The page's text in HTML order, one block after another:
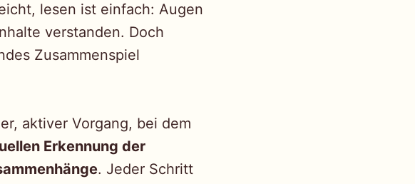
lesen ist einfach: Augen
verstanden. Doch
Zusammenspiel
aktiver Vorgang, bei dem
Erkennung der
. Jeder Schritt